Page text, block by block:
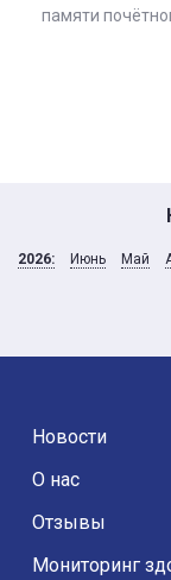
памяти
2026: Июнь Май
Новости
О нас
Отзывы
Мониторинг